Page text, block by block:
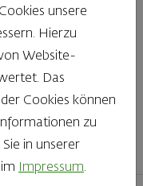
so großer Wert
gelegt wird, wie bei
das seinen
man einfach!
unsere
Hierzu
Website-
Das
Cookies können
zu
in unserer
Impressum.